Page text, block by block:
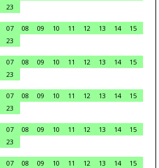
23
07 08 09 10 11 12 13 14
15
23
07 08 09 10 11 12 13 14
15
23
07 08 09 10 11 12 13 14
15
23
07 08 09 10 11 12 13 14
15
23
07 08 09 10 11 12 13 14
15